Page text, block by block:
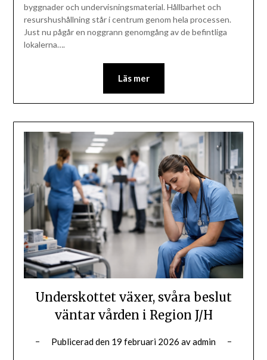
byggnader och undervisningsmaterial. Hållbarhet och
resurshushållning står i centrum genom hela processen.
Just nu pågår en noggrann genomgång av de befintliga
lokalerna….
Läs mer
Underskottet växer, svåra beslut
väntar vården i Region J/H
Publicerad den 19 februari 2026 avadmin